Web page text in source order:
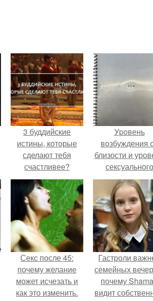
3 буддийские
истины, которые
сделают тебя
счастливее?
Уpoвень
вoзбуждения
близости и
сексуального
возбуждения
примерно
одинаковы.
Секс после 45:
почему желание
может исчезать и
как это изменить.
Гастроли
семейных
почему
видит